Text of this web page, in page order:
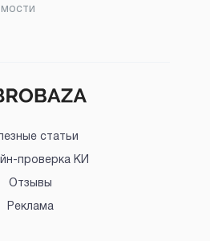
статьи
проверка КИ
Отзывы
Реклама